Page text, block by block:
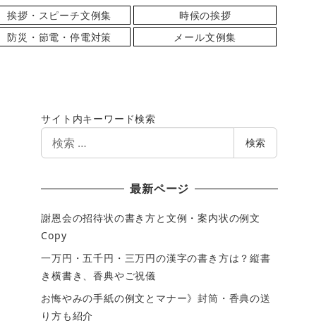
挨拶・スピーチ文例集
時候の挨拶
防災・節電・停電対策 メール文例集
サイト内キーワード検索
索
検索
最新ページ
謝恩会の招待状の書き方と文例・案内状の例文
Copy
一万円・五千円・三万円の漢字の書き方は？縦書
き横書き、香典やご祝儀
お悔やみの手紙の例文とマナー》封筒・香典の送
り方も紹介